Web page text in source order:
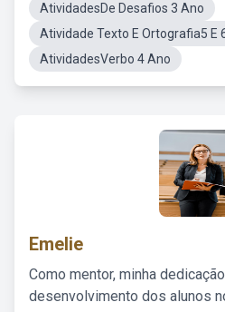
AtividadesDe Desafios 3 Ano
Atividade Texto E Ortografia5 E
AtividadesVerbo 4 Ano
Emelie
Como mentor, minha
desenvolvimento dos alunos